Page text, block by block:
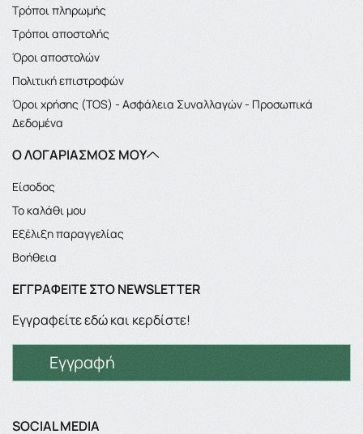
Τρόποι πληρωμής
Τρόποι αποστολής
Όροι αποστολών
Πολιτική επιστροφών
Όροι χρήσης (TOS) - Ασφάλεια Συναλλαγών - Προσωπικά
Δεδομένα
Ο ΛΟΓΑΡΙΑΣΜΌΣ ΜΟΥ
Είσοδος
Το καλάθι μου
Εξέλιξη παραγγελίας
Βοήθεια
ΕΓΓΡΑΦΕΊΤΕ ΣΤΟ NEWSLETTER
Εγγραφείτε εδώ και κερδίστε!
Εγγραφή
SOCIAL MEDIA